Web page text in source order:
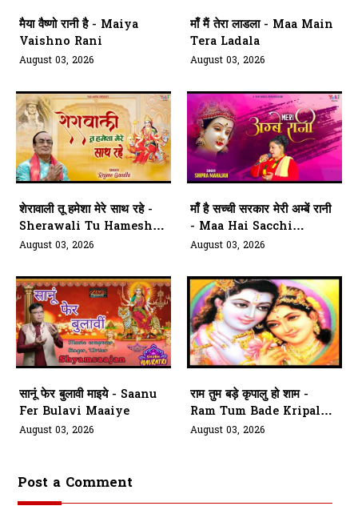
मैया वैष्णो रानी है - Maiya
Vaishno Rani
August 03, 2026
माँ मैं तेरा लाडला - Maa Main
Tera Ladala
August 03, 2026
शेरावाली तू हमेशा मेरे साथ रहे -
Sherawali Tu Hamesha
Mere Saath
August 03, 2026
माँ है सच्ची सरकार मेरी अम्बें रानी
- Maa Hai Sacchi
Sarkar Meri Ambe Rani
August 03, 2026
सानूं फेर बुलावी माइये - Saanu
Fer Bulavi Maaiye
August 03, 2026
राम तुम बड़े कृपालु हो शाम -
Ram Tum Bade Kripalu
Ho Shaam
August 03, 2026
Post a Comment